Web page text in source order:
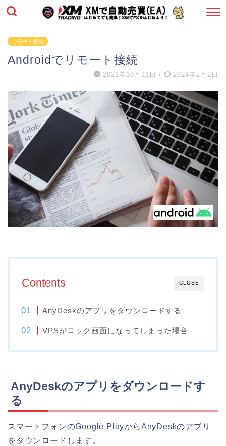
リモート接続
Androidでリモート接続
2021年10月11日 / 2024年2月2日
CLOSE
Contents
AnyDeskのアプリをダウンロードする
VPSがロック画面になってしまった場合
AnyDeskのアプリをダウンロードす
る
スマートフォンのGoogle PlayからAnyDeskのアプリ
をダウンロードします。